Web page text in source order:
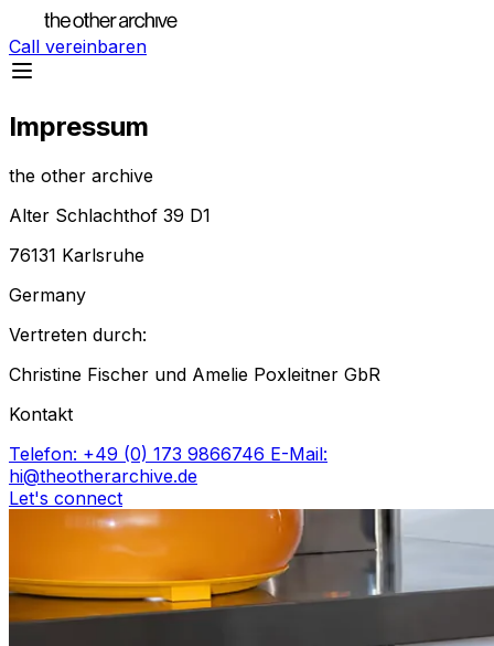
Call vereinbaren
Impressum
the other archive
Alter Schlachthof 39 D1
76131 Karlsruhe
Germany
Vertreten durch:
Christine Fischer und Amelie Poxleitner GbR
Kontakt
Telefon: +49 (0) 173 9866746 E-Mail:
hi@theotherarchive.de
Let's connect